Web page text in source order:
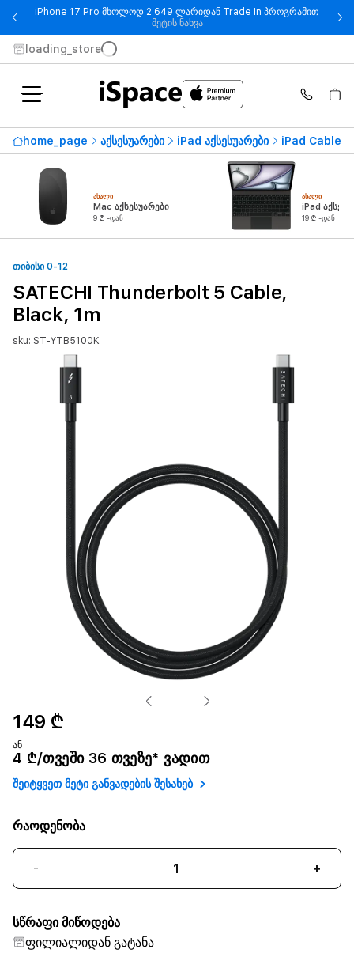
iPhone 17 Pro მხოლოდ 2 649 ლარიდან Trade In პროგრამით
მეტის ნახვა- iPhone 17 Pro მხოლოდ 2 649
loading_store
home_page აქსესუარები iPad აქსესუარები iPad Cables
ᲐᲮᲐᲚᲘ
Mac აქსესუარები
9 ₾ -დან
ᲐᲮᲐᲚᲘ
iPad
19 ₾ -დან
ᲗᲘᲑᲘᲡᲘ 0-12
SATECHI Thunderbolt 5 Cable,
Black, 1m
sku: ST-YTB5100K
149 ₾
ან
4 ₾/თვეში 36 თვეზე* ვადით
შეიტყვეთ მეტი განვადების შესახებ
რაოდენობა
- +
სწრაფი მიწოდება
ფილიალიდან გატანა